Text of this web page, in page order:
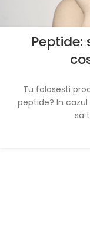
Tu folosesti
peptide? In
sa